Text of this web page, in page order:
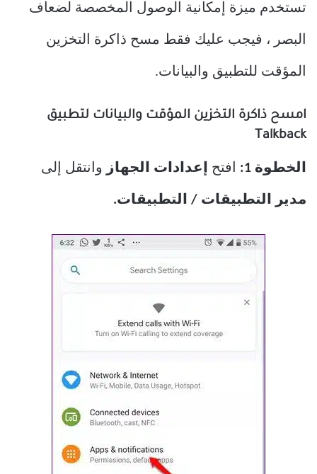
تستخدم ميزة إمكانية الوصول المخصصة لضعاف
البصر ، فيجب عليك فقط مسح ذاكرة التخزين
المؤقت للتطبيق والبيانات.
امسح ذاكرة التخزين المؤقت والبيانات لتطبيق
Talkback
الخطوة 1: افتح إعدادات الجهاز وانتقل إلى
مدير التطبيقات / التطبيقات.